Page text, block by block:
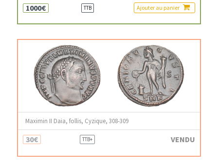
1000€ TTB Ajouter au panier
Maximin II Daia, follis, Cyzique, 308-309
30€ TTB+ VENDU